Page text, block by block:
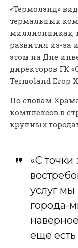
«Термолэнд»
термальных
миллионниках,
развития из-за
этом на Дне
директоров ГК
Termoland Егор
По словам
комплексов в
крупных
«С точки
услуг
города-
еще